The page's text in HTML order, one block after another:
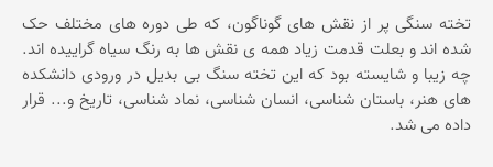
تخته سنگی پر از نقش های گوناگون، که طی دوره های مختلف حک
شده اند و بعلت قدمت زیاد همه ی نقش ها به رنگ سیاه گراییده اند.
چه زیبا و شایسته بود که این تخته سنگ بی بدیل در ورودی دانشکده
های هنر، باستان شناسی، انسان شناسی، نماد شناسی، تاریخ و... قرار
داده می شد.